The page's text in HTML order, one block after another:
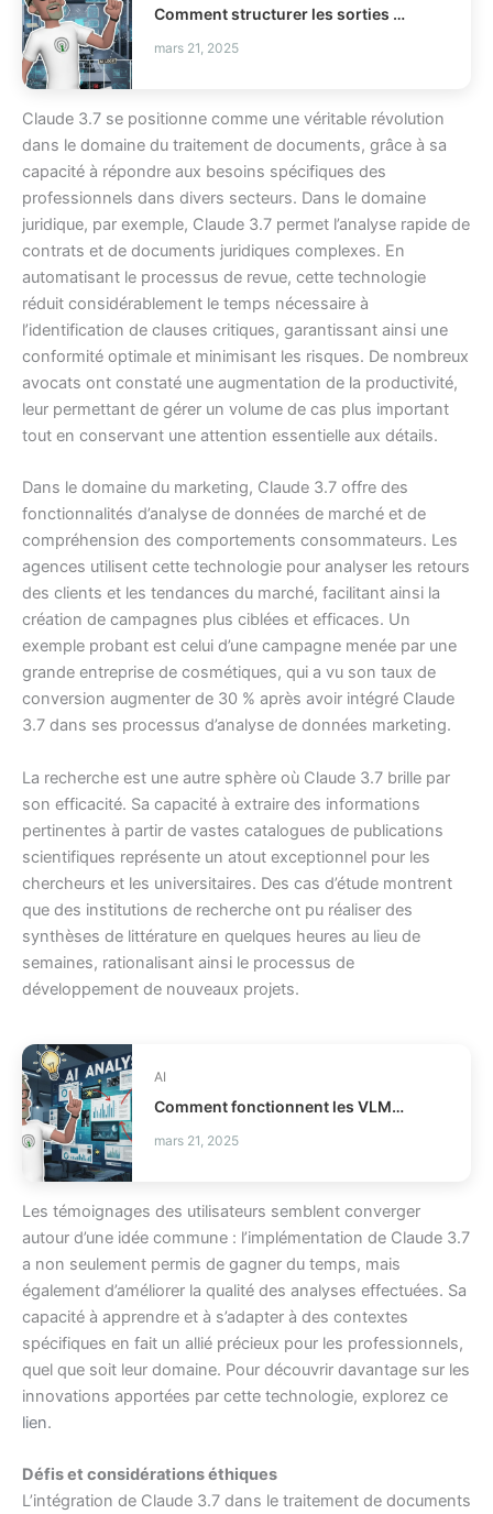
Comment structurer les sorties LLM avec Outlines ?
mars 21, 2025
Claude 3.7 se positionne comme une véritable révolution
dans le domaine du traitement de documents, grâce à sa
capacité à répondre aux besoins spécifiques des
professionnels dans divers secteurs. Dans le domaine
juridique, par exemple, Claude 3.7 permet l’analyse rapide de
contrats et de documents juridiques complexes. En
automatisant le processus de revue, cette technologie
réduit considérablement le temps nécessaire à
l’identification de clauses critiques, garantissant ainsi une
conformité optimale et minimisant les risques. De nombreux
avocats ont constaté une augmentation de la productivité,
leur permettant de gérer un volume de cas plus important
tout en conservant une attention essentielle aux détails.
Dans le domaine du marketing, Claude 3.7 offre des
fonctionnalités d’analyse de données de marché et de
compréhension des comportements consommateurs. Les
agences utilisent cette technologie pour analyser les retours
des clients et les tendances du marché, facilitant ainsi la
création de campagnes plus ciblées et efficaces. Un
exemple probant est celui d’une campagne menée par une
grande entreprise de cosmétiques, qui a vu son taux de
conversion augmenter de 30 % après avoir intégré Claude
3.7 dans ses processus d’analyse de données marketing.
La recherche est une autre sphère où Claude 3.7 brille par
son efficacité. Sa capacité à extraire des informations
pertinentes à partir de vastes catalogues de publications
scientifiques représente un atout exceptionnel pour les
chercheurs et les universitaires. Des cas d’étude montrent
que des institutions de recherche ont pu réaliser des
synthèses de littérature en quelques heures au lieu de
semaines, rationalisant ainsi le processus de
développement de nouveaux projets.
AI
Comment fonctionnent les VLMs modernes en IA ?
mars 21, 2025
Les témoignages des utilisateurs semblent converger
autour d’une idée commune : l’implémentation de Claude 3.7
a non seulement permis de gagner du temps, mais
également d’améliorer la qualité des analyses effectuées. Sa
capacité à apprendre et à s’adapter à des contextes
spécifiques en fait un allié précieux pour les professionnels,
quel que soit leur domaine. Pour découvrir davantage sur les
innovations apportées par cette technologie, explorez ce
lien.
Défis et considérations éthiques
L’intégration de Claude 3.7 dans le traitement de documents